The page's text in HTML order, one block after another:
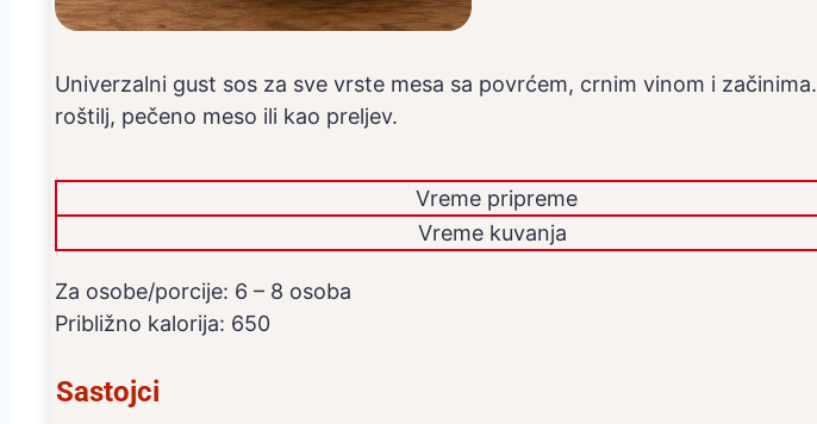
Univerzalni gust sos za sve vrste mesa sa povrćem, crnim vinom i
roštilj, pečeno meso ili kao preljev.
Vreme pripreme
Vreme kuvanja
Za osobe/porcije: 6 – 8 osoba
Približno kalorija: 650
Sastojci